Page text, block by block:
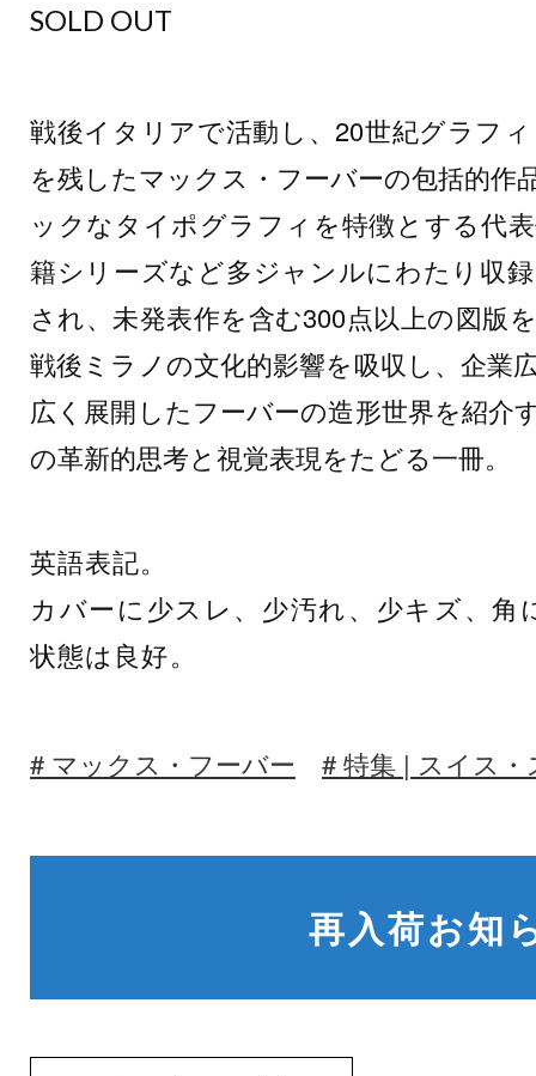
SOLD OUT
戦後イタリアで活動し、20世紀グラフ
を残したマックス・フーバーの包括的作
ックなタイポグラフィを特徴とする代
籍シリーズなど多ジャンルにわたり収
され、未発表作を含む300点以上の図版
戦後ミラノの文化的影響を吸収し、企業
広く展開したフーバーの造形世界を紹介
の革新的思考と視覚表現をたどる一冊。
英語表記。
カバーに少スレ、少汚れ、少キズ、
状態は良好。
マックス・フーバー 特集 | スイス
再入荷お知